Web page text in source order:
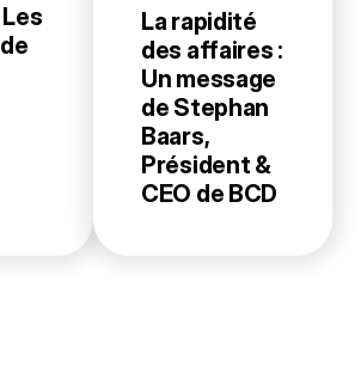
La rapidité
des affaires :
Un message
de Stephan
Baars,
Président &
CEO de BCD